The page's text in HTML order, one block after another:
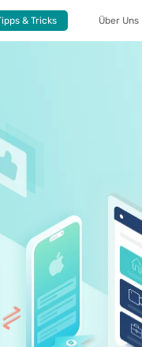
& Tricks Über Uns